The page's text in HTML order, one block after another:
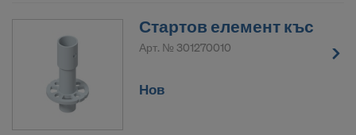
Стартов елемент къс
Арт. № 301270010
Нов